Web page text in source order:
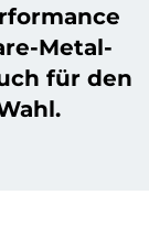
Metal-
für den